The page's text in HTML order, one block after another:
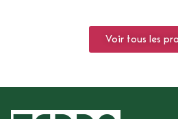
Voir tous les